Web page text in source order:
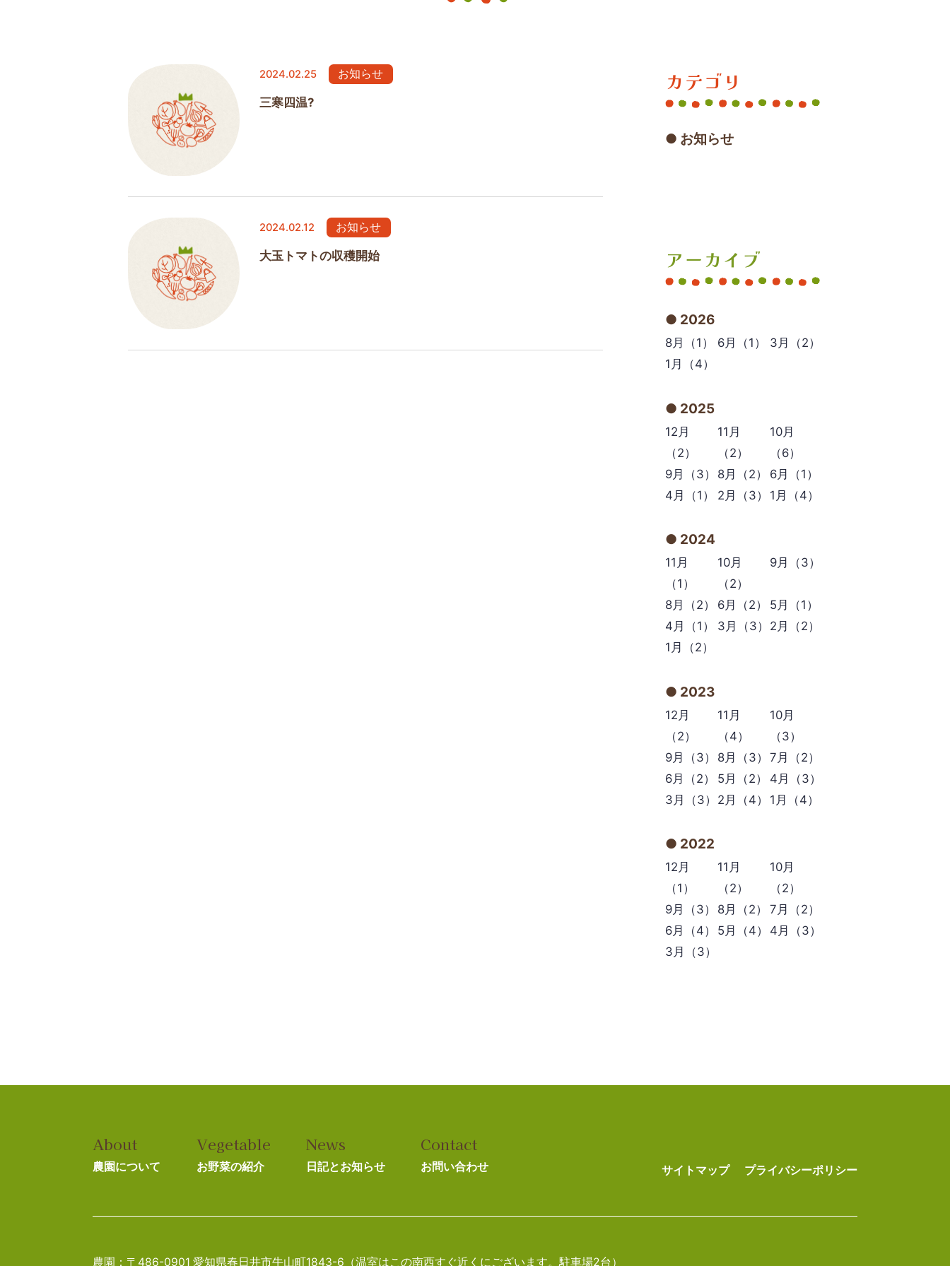
2024.02.25 お知らせ
三寒四温?
2024.02.12 お知らせ
大玉トマトの収穫開始
カテゴリ
お知らせ
アーカイブ
2026
8月（1） 6月（1）
3月（2）
1月（4）
2025
12月
（2）
11月
（2）
10月
（6）
9月（3）
8月（2）
6月（1）
4月（1）
2月（3） 1月（4）
2024
11月
（1）
10月
（2）
9月（3）
8月（2） 6月（2）
5月（1）
4月（1）
3月（3） 2月（2）
1月（2）
2023
12月
（2）
11月
（4）
10月
（3）
9月（3）
8月（3） 7月（2）
6月（2）
5月（2）
4月（3）
3月（3） 2月（4） 1月（4）
2022
12月
（1）
11月
（2）
10月
（2）
9月（3）
8月（2）
7月（2）
6月（4）
5月（4）
4月（3）
3月（3）
About
農園について
Vegetable
お野菜の紹介
News
日記とお知らせ
Contact
お問い合わせ サイトマップ プライバシーポリシー
農園：〒486-0901 愛知県春日井市牛山町1843-6（温室はこの南西すぐ近くにございます。駐車場2台）